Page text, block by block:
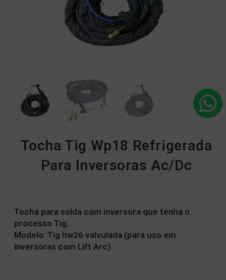
Tocha Tig Wp18 Refrigerada
Para Inversoras Ac/Dc
Tocha para solda com inversora que tenha o
processo Tig.
Modelo: Tig hw26 valvulada (para uso em
inversoras com Lift Arc)